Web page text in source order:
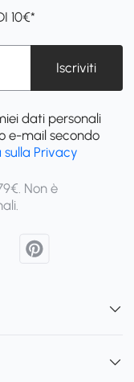
10€*
Iscriviti
dati personali
e-mail secondo
Privacy
Non è